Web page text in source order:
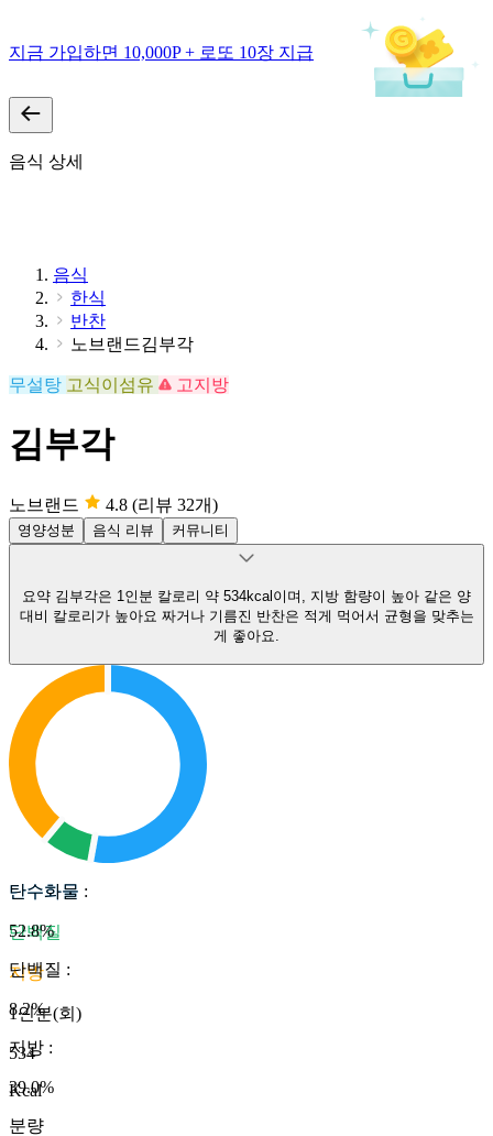
지금 가입하면 10,000P + 로또 10장 지급
음식 상세
음식
한식
반찬
노브랜드김부각
무설탕 고식이섬유 고지방
김부각
노브랜드 4.8 (리뷰 32개)
영양성분 음식 리뷰 커뮤니티
요약 김부각은 1인분 칼로리 약 534kcal이며, 지방 함량이 높아 같은 양
대비 칼로리가 높아요 짜거나 기름진 반찬은 적게 먹어서 균형을 맞추는
게 좋아요.
탄수화물
단백질
지방
1인분(회)
534
Kcal
탄수화물 :
52.8%
단백질 :
8.2%
지방 :
39.0%
분량